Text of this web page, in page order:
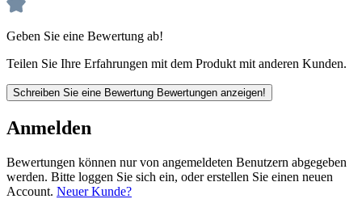
Geben Sie eine Bewertung ab!
Teilen Sie Ihre Erfahrungen mit dem Produkt mit anderen Kunden.
Schreiben Sie eine Bewertung Bewertungen anzeigen!
Anmelden
Bewertungen können nur von angemeldeten Benutzern abgegeben
werden. Bitte loggen Sie sich ein, oder erstellen Sie einen neuen
Account. Neuer Kunde?